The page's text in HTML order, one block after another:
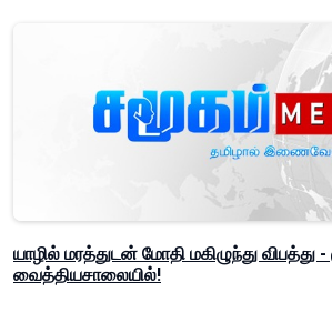
யாழில் மரத்துடன் மோதி மகிழுந்து விபத்து -
வைத்தியசாலையில்!